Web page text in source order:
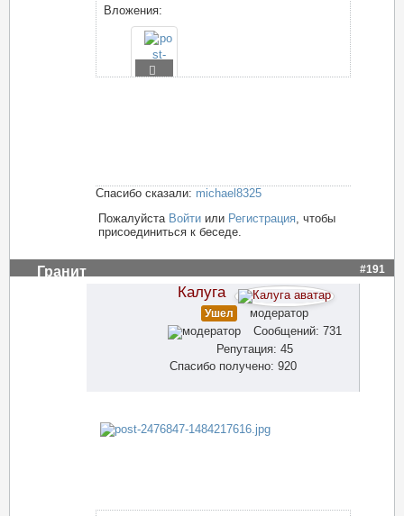
Вложения:
Спасибо сказали: michael8325
Пожалуйста Войти или Регистрация , чтобы
присоединиться к беседе.
Гранит #191
Калуга
Ушел
модератор
Сообщений: 731
Репутация: 45
Спасибо получено: 920